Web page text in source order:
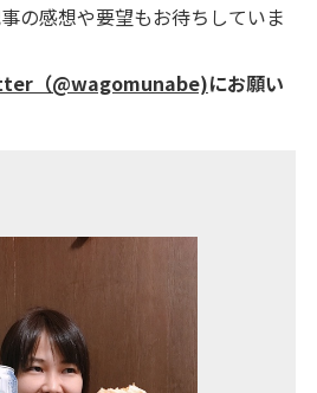
の感想や要望もお待ちしていま
（@wagomunabe)にお願い